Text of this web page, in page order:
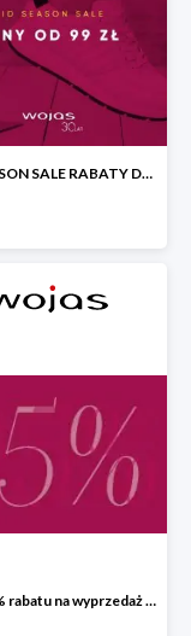
MID SEASON SALE RABATY DO -50%
Extra 15% rabatu na wyprzedaż w Wojas z kodem rabatowym